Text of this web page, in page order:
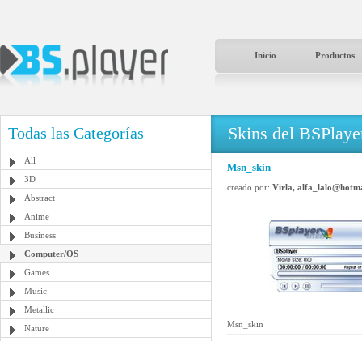
Inicio Productos
Todas las Categorías
All
3D
Abstract
Anime
Business
Computer/OS
Games
Music
Metallic
Nature
Skins del
Msn_skin
creado por: Virla,
Msn_skin